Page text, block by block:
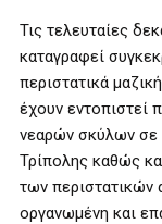
Τις τελευταίες
καταγραφεί
περιστατικά
έχουν εντοπιστεί
νεαρών σκύλων σε
Τρίπολης καθώς
των περιστατικών
οργανωμένη και